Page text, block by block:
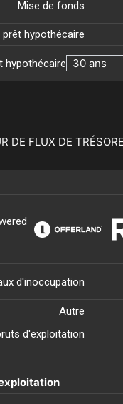
Mise de fonds
prêt hypothécaire
hypothécaire
DE FLUX DE
d'inoccupation
Autre
d'exploitation